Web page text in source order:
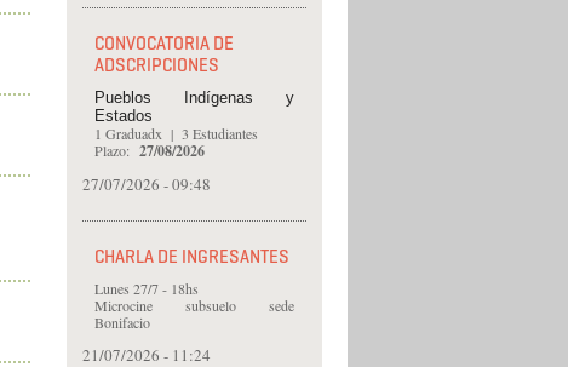
CONVOCATORIA DE
ADSCRIPCIONES
Pueblos Indígenas y
Estados
1 Graduadx | 3 Estudiantes
Plazo: 27/08/2026
27/07/2026 - 09:48
CHARLA DE INGRESANTES
Lunes 27/7 - 18hs
Microcine subsuelo sede
Bonifacio
21/07/2026 - 11:24